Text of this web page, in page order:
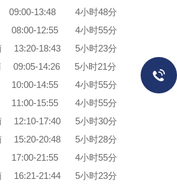
09:00-13:48 4小时48分
08:00-12:55 4小时55分
13:20-18:43 5小时23分
09:05-14:26 5小时21分
10:00-14:55 4小时55分
11:00-15:55 4小时55分
12:10-17:40 5小时30分
15:20-20:48 5小时28分
17:00-21:55 4小时55分
16:21-21:44 5小时23分